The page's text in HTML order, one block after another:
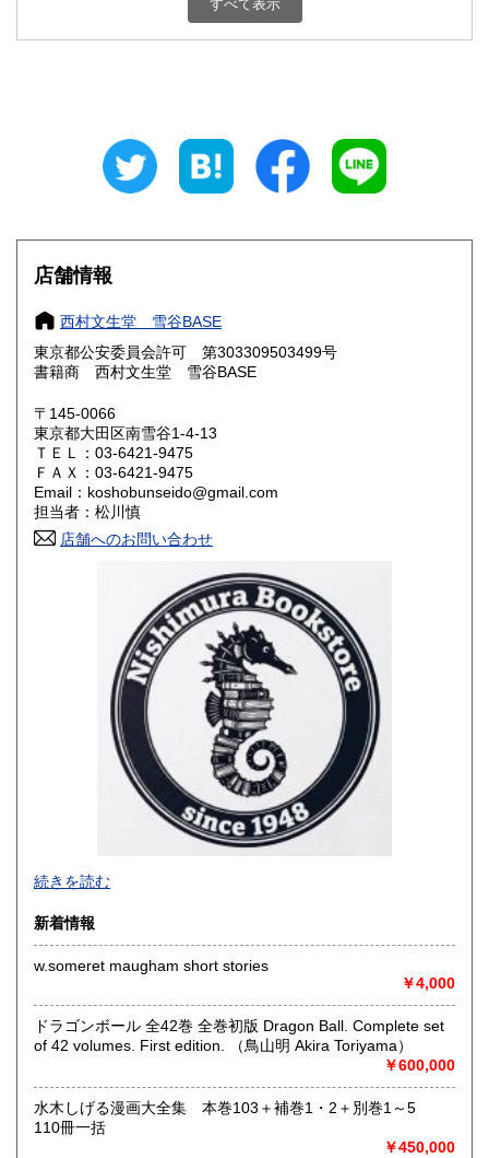
600円 千葉県
600円 福井県
600円 長野県
岐阜県 600円 静岡県 600円
愛知県
滋賀県
大阪府
奈良県 600円
鳥取県 600円
岡山県
600円 徳島県
600円 愛媛県
600円 福岡県
600円 長崎県
600円 大分県
600円 鹿児島県
すべて表示
店舗情報
西村文生堂 雪谷BASE
東京都公安委員会許可 第303309503499号
書籍商 西村文生堂 雪谷BASE
〒145-0066
東京都大田区南雪谷1-4-13
ＴＥＬ：03-6421-9475
ＦＡＸ：03-6421-9475
Email：koshobunseido@gmail.com
担当者：松川慎
店舗へのお問い合わせ
-
沿線名：東急池上線
最寄駅：雪が谷大塚
営業時間：-
定休日：なし
書籍の買取について
下記のジャンル買取を行なっております。
洋書・和書・国文学・古典文学・海外文学・哲学・現代思
想・宗教・仏教・キリスト教・言語学・英語学・マイナー言
語・社会学・経済学・理工系数学・政治学・レアブック・稀
覯本・大衆文学・全集・探偵小説・ミステリー・怪奇幻想・
続きを読む
新着情報
w.someret maugham short stories
￥4,000
ドラゴンボール 全42巻 全巻初版 Dragon Ball. Complete set
of 42 volumes. First edition. （鳥山明 Akira Toriyama）
￥600,000
水木しげる漫画大全集 本巻103＋補巻1・2＋別巻1～5
110冊一括
￥450,000